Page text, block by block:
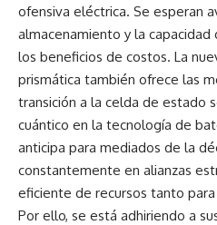
ofensiva eléctrica. Se esperan
almacenamiento y la
los beneficios de costos. La
prismática también ofrece las
transición a la celda de estado
cuántico en la tecnología de
anticipa para mediados de la
constantemente en alianzas
eficiente de recursos tanto
Por ello, se está adhiriendo a